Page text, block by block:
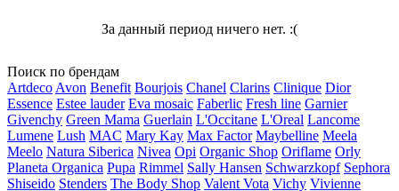
За данный период ничего нет. :(
Поиск по брендам
Artdeco Avon Benefit Bourjois Chanel Clarins Clinique Dior
Essence Estee lauder Eva mosaic Faberlic Fresh line Garnier
Givenchy Green Mama Guerlain L'Occitane L'Oreal Lancome
Lumene Lush MAC Mary Kay Max Factor Maybelline Meela
Meelo Natura Siberica Nivea Opi Organic Shop Oriflame Orly
Planeta Organica Pupa Rimmel Sally Hansen Schwarzkopf Sephora
Shiseido Stenders The Body Shop Valent Vota Vichy Vivienne